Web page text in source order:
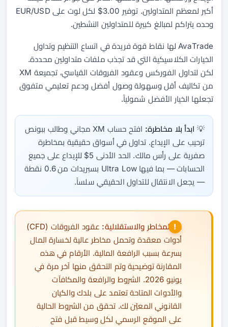
أكبر لمعظم المتداولين. توفير 3.00$ لكل لوت على EUR/USD
وحده يتراكم لمبالغ كبيرة للمتداولين النشطين.
AvaTrade لها نقاط قوة فريدة في اتساع التنظيم وتداول
الخيارات الكلاسيكية التي قد تجذب ملفات متداولين محددة.
لكن لتداول الفوركس وعقود الفروقات القياسي، تجميعة XM
من تكاليف أقل وسهولة وصول أفضل ودعم تعليمي متفوق
تجعلها الخيار الأفضل شمولياً.
💡 ابدأ بلا مخاطرة:
افتح حساب XM مجاني وطالب ببونص
ترحيب على الإيداع. تداول في أسواق حقيقية بمخاطرة
صفرية على رأس مالك. الحد الأدنى 5$ للإيداع على جميع
الحسابات — بما فيها Ultra Low بسبريدات من 0.6 نقطة
— يجعل الانتقال للتداول الحقيقي سلساً.
⚠️ المخاطر والاستقلالية:
عقود الفروقات (CFD)
أدوات معقدة وتحمل مخاطر عالية لخسارة المال
بسرعة بسبب الرافعة المالية. الأرقام في هذه
المقارنة توضيحية وتم التحقق منها آخر مرة في
يونيو 2026. الشروط والرافعة والمكافآت
والأدوات المتاحة تعتمد على بلدك والكيان
القانوني المعيّن لك. تحقق من الشروط الحالية
على الموقع الرسمي لكل وسيط قبل فتح